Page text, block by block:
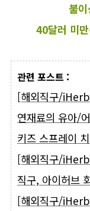
불
40달러 미
관련 포스트 :
[해외직구/
연재료의 유아/
키즈 스프레이
[해외직구/
직구, 아이허브
[해외직구/